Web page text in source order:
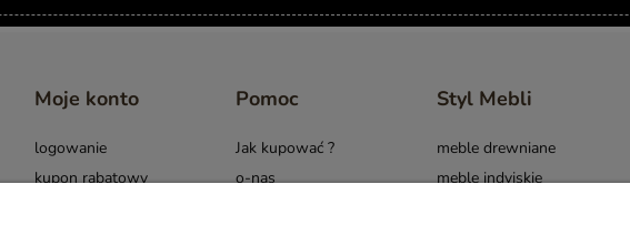
Moje konto
logowanie
kupon rabatowy
Pomoc
Jak kupować ?
o-nas
Styl Mebli
meble drewniane
meble indyjskie